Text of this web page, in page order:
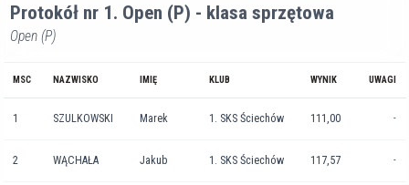
Protokół nr 1. Open (P) - klasa sprzętowa
Open (P)
MSC NAZWISKO IMIĘ KLUB WYNIK UWAGI
1 SZULKOWSKI Marek 1. SKS Ściechów 111,00 -
2 WĄCHAŁA Jakub 1. SKS Ściechów 117,57 -